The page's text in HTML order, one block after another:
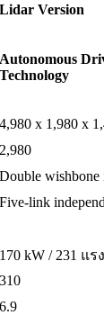
Lidar Version
Autonomous
Technology
4,980 x 1,980 x
2,980
Double wishbone
Five-link
170 kW / 231 แร
310
6.9